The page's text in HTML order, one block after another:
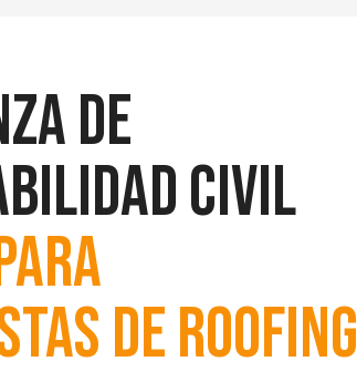
de
Civil
de Roofing